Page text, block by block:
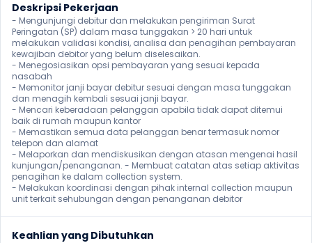
Deskripsi Pekerjaan
- Mengunjungi debitur dan melakukan pengiriman Surat
Peringatan (SP) dalam masa tunggakan > 20 hari untuk
melakukan validasi kondisi, analisa dan penagihan pembayaran
kewajiban debitor yang belum diselesaikan.
- Menegosiasikan opsi pembayaran yang sesuai kepada
nasabah
- Memonitor janji bayar debitur sesuai dengan masa tunggakan
dan menagih kembali sesuai janji bayar.
- Mencari keberadaan pelanggan apabila tidak dapat ditemui
baik di rumah maupun kantor
- Memastikan semua data pelanggan benar termasuk nomor
telepon dan alamat
- Melaporkan dan mendiskusikan dengan atasan mengenai hasil
kunjungan/penanganan. - Membuat catatan atas setiap aktivitas
penagihan ke dalam collection system.
- Melakukan koordinasi dengan pihak internal collection maupun
unit terkait sehubungan dengan penanganan debitor
Keahlian yang Dibutuhkan